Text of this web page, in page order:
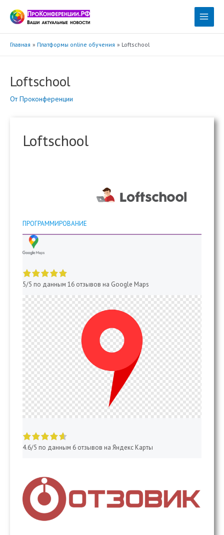
содержимому
Main
Главная Платформы online обучения Loftschool
Loftschool
ОтПроконференции
Loftschool
ПРОГРАММИРОВАНИЕ
5/5 по данным 16 отзывов на Google Maps
4.6/5 по данным 6 отзывов на Яндекс Карты